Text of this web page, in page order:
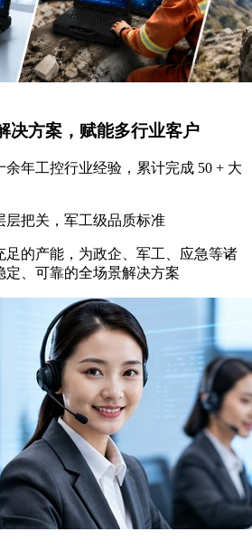
决方案，赋能多行业客户
余年工控行业经验，累计完成 50 + 大
层把关，军工级品质标准
足的产能，为政企、军工、应急等诸
定、可靠的全场景解决方案